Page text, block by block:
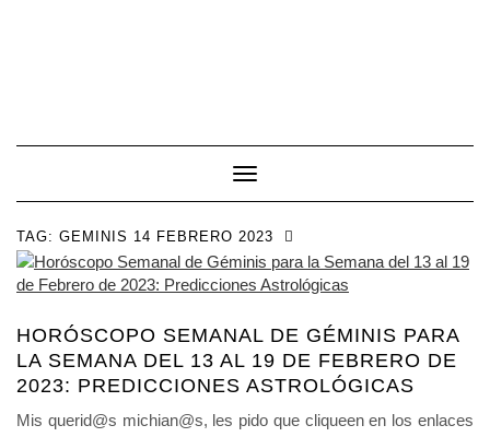
Toggle Navigation
TAG: GEMINIS 14 FEBRERO 2023
HORÓSCOPO SEMANAL DE GÉMINIS PARA
LA SEMANA DEL 13 AL 19 DE FEBRERO DE
2023: PREDICCIONES ASTROLÓGICAS
Mis querid@s michian@s, les pido que cliqueen en los enlaces